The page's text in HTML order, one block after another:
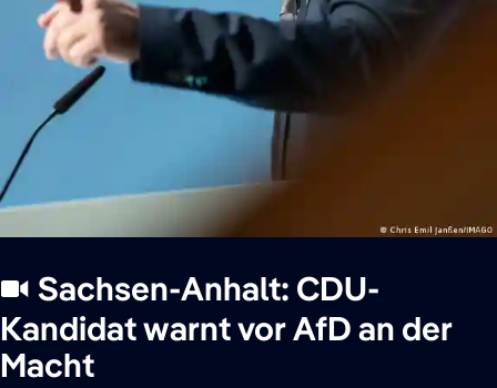
Sachsen-Anhalt: CDU-
Kandidat warnt vor AfD an der
Macht